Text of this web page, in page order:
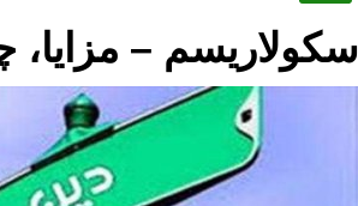
سکولاریسم – مزایا،